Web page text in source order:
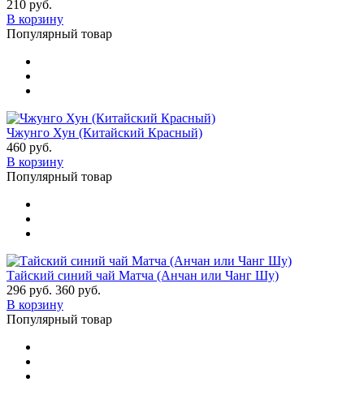
210 руб.
В корзину
Популярный товар
Чжунго Хун (Китайский Красный)
460 руб.
В корзину
Популярный товар
Тайский синий чай Матча (Анчан или Чанг Шу)
296 руб. 360 руб.
В корзину
Популярный товар